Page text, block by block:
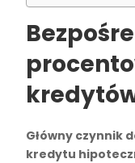
Główny czynnik
kredytu